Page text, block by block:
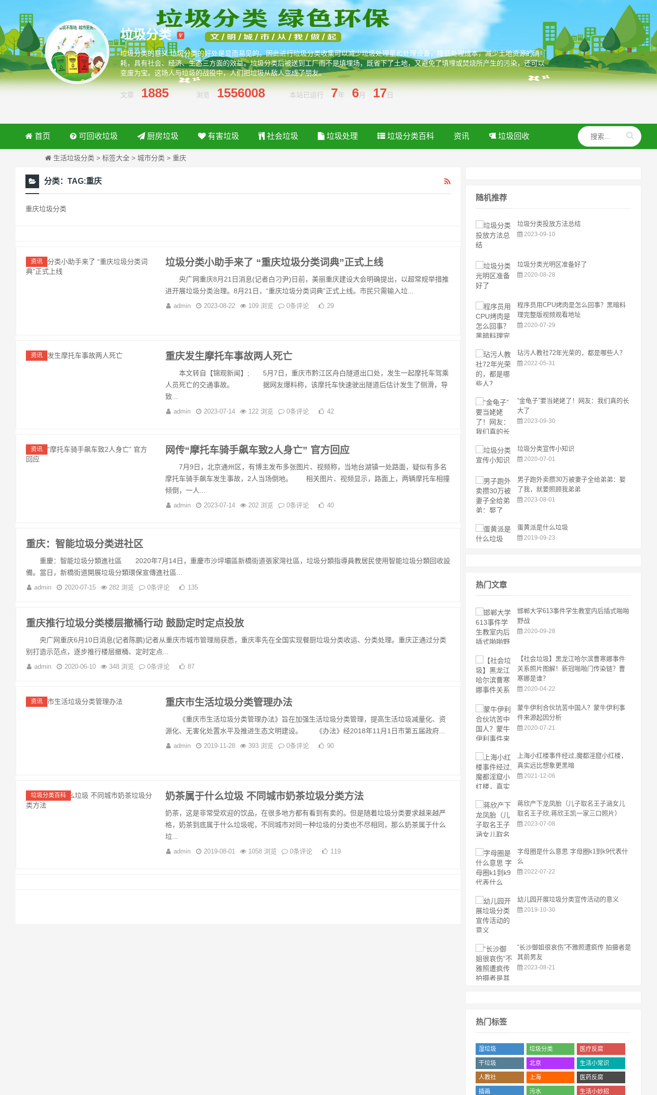
绿色环保从我做起
垃圾分类
垃圾分类的意义:垃圾分类的好处是显而易见的。因此进行垃圾分类收集可以减少垃圾处理量和处理设备，降低处理成本，减少土地资源的消
耗，具有社会、经济、生态三方面的效益。垃圾分类后被送到工厂而不是填埋场，既省下了土地，又避免了填埋或焚烧所产生的污染，还可以
变废为宝。这场人与垃圾的战役中，人们把垃圾从敌人变成了朋友。
文章 1885 浏览 1556008 本站已运行 7年 6月 17 日
首页 可回收垃圾 厨房垃圾 有害垃圾 社会垃圾 垃圾处理 垃圾分类百科 资讯 垃圾回收
生活垃圾分类 > 标签大全 > 城市分类 > 重庆
分类： TAG:重庆
重庆垃圾分类
资讯 垃圾分类小助手来了 “重庆垃圾分类词典”正式上线
央广网重庆8月21日消息(记者白刁尹)日前，美丽重庆建设大会明确提出，以超常规举措推
进开展垃圾分类治理。8月21日，“重庆垃圾分类词典”正式上线。市民只需输入垃...
admin 2023-08-22 109 浏览 0条评论 29
资讯 重庆发生摩托车事故两人死亡
本文转自【锦观新闻】; 5月7日，重庆市黔江区舟白隧道出口处，发生一起摩托车驾乘
人员死亡的交通事故。 据网友爆料称，该摩托车快速驶出隧道后估计发生了侧滑，导
致...
admin 2023-07-14 122 浏览 0条评论 42
资讯 网传“摩托车骑手飙车致2人身亡” 官方回应
7月9日，北京通州区，有博主发布多张图片、视频称，当地台湖镇一处路面，疑似有多名
摩托车骑手飙车发生事故，2人当场倒地。 相关图片、视频显示，路面上，两辆摩托车相撞
倾倒，一人...
admin 2023-07-14 202 浏览 0条评论 40
重庆：智能垃圾分类进社区
重慶：智能垃圾分類進社區 2020年7月14日，重慶市沙坪壩區新橋街道張家灣社區，垃圾分類指導員教居民使用智能垃圾分類回收設
備。當日，新橋街道開展垃圾分類環保宣傳進社區...
admin 2020-07-15 282 浏览 0条评论 135
重庆推行垃圾分类楼层撤桶行动 鼓励定时定点投放
央广网重庆6月10日消息(记者陈鹏)记者从重庆市城市管理局获悉，重庆率先在全国实现餐厨垃圾分类收运、分类处理。重庆正通过分类
别打造示范点，逐步推行楼层撤桶、定时定点...
admin 2020-06-10 348 浏览 0条评论 87
资讯 重庆市生活垃圾分类管理办法
《重庆市生活垃圾分类管理办法》旨在加强生活垃圾分类管理，提高生活垃圾减量化、资
源化、无害化处置水平及推进生态文明建设。 《办法》经2018年11月1日市第五届政府...
admin 2019-11-28 393 浏览 0条评论 90
垃圾分类百科 奶茶属于什么垃圾 不同城市奶茶垃圾分类方法
奶茶，这是非常受欢迎的饮品，在很多地方都有看到有卖的。但是随着垃圾分类要求越来越严
格，奶茶到底属于什么垃圾呢，不同城市对同一种垃圾的分类也不尽相同，那么奶茶属于什么
垃...
admin 2019-08-01 1058 浏览 0条评论 119
随机推荐
垃圾分类投放方法总结
2023-09-10
垃圾分类光明区准备好了
2020-08-28
程序员用CPU烤肉是怎么回事？黑暗料
理完整版视频观看地址
2020-07-29
玷污人教社72年光荣的，都是哪些人？
2022-05-31
“金龟子”要当姥姥了！网友：我们真的长
大了
2023-09-30
垃圾分类宣传小知识
2020-07-01
男子跑外卖攒30万被妻子全给弟弟：娶
了我，就要照顾我弟弟
2023-08-01
蛋黄派是什么垃圾
2019-09-23
热门文章
邯郸大学613事件学生教室内后插式啪啪
野战
2020-09-28
【社会垃圾】黑龙江哈尔滨曹寒娜事件
关系照片图解！新冠啪啪门传染链？曹
寒娜是谁？
2020-04-22
蒙牛伊利合伙坑苦中国人？蒙牛伊利事
件来源起因分析
2020-07-21
上海小红楼事件经过,魔都淫窟小红楼，
真实远比想象更黑暗
2021-12-06
蒋欣产下龙凤胎（儿子取名王子涵女儿
取名王子欣,蒋欣王凯一家三口照片）
2023-07-08
字母圈是什么意思 字母圈k1到k9代表什
么
2022-07-22
幼儿园开展垃圾分类宣传活动的意义
2019-10-30
“长沙御姐很哀伤”不雅照遭疯传 拍摄者是
其前男友
2023-08-21
热门标签
湿垃圾
('.$bqr['num'].')
垃圾分类
('.$bqr['num'].')
医疗反腐
('.$bqr['num'].')
干垃圾
('.$bqr['num'].')
北京
('.$bqr['num'].')
生活小常识
('.$bqr['num'].')
人教社
('.$bqr['num'].')
上海
('.$bqr['num'].')
医药反腐
('.$bqr['num'].')
插画 污水 生活小妙招